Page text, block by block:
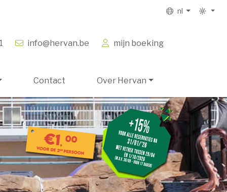
nl
info@hervan.be mijn boeking
Contact Over Hervan